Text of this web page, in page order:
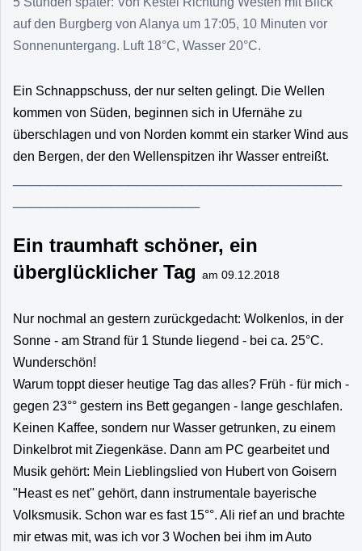
auf den Burgberg von Alanya um 17:05, 10 Minuten vor
Sonnenuntergang. Luft 18°C, Wasser 20°C.
Ein Schnappschuss, der nur selten gelingt. Die Wellen
kommen von Süden, beginnen sich in Ufernähe zu
überschlagen und von Norden kommt ein starker Wind aus
den Bergen, der den Wellenspitzen ihr Wasser entreißt.
Ein traumhaft schöner, ein
überglücklicher Tag am 09.12.2018
Nur nochmal an gestern zurückgedacht: Wolkenlos, in der
Sonne - am Strand für 1 Stunde liegend - bei ca. 25°C.
Wunderschön!
Warum toppt dieser heutige Tag das alles? Früh - für mich -
gegen 23°° gestern ins Bett gegangen - lange geschlafen.
Keinen Kaffee, sondern nur Wasser getrunken, zu einem
Dinkelbrot mit Ziegenkäse. Dann am PC gearbeitet und
Musik gehört: Mein Lieblingslied von Hubert von Goisern
"Heast es net" gehört, dann instrumentale bayerische
Volksmusik. Schon war es fast 15°°. Ali rief an und brachte
mir etwas mit, was ich vor 3 Wochen bei ihm im Auto